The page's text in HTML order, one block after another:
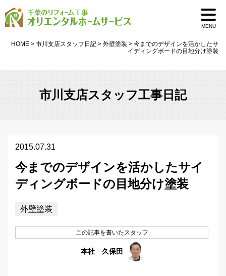
MENU
HOME > 市川支店スタッフ日記 > 外壁塗装 > 今までのデザインを活かしたサ
イディングボードの目地分け塗装
市川支店スタッフ工事日記
2015.07.31
今までのデザインを活かしたサイ
ディングボードの目地分け塗装
外壁塗装
この記事を書いたスタッフ
本社 久保田